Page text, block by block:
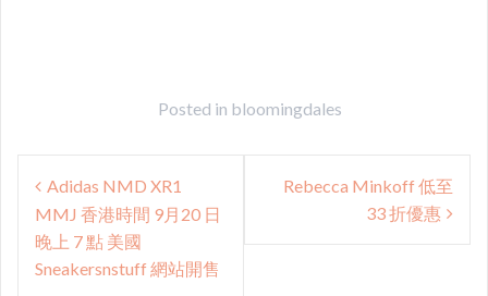
Posted in bloomingdales
Post
navigation
Adidas NMD XR1
MMJ 香港時間 9月20 日
晚上 7 點 美國
Sneakersnstuff 網站開售
Rebecca Minkoff 低至
33 折優惠